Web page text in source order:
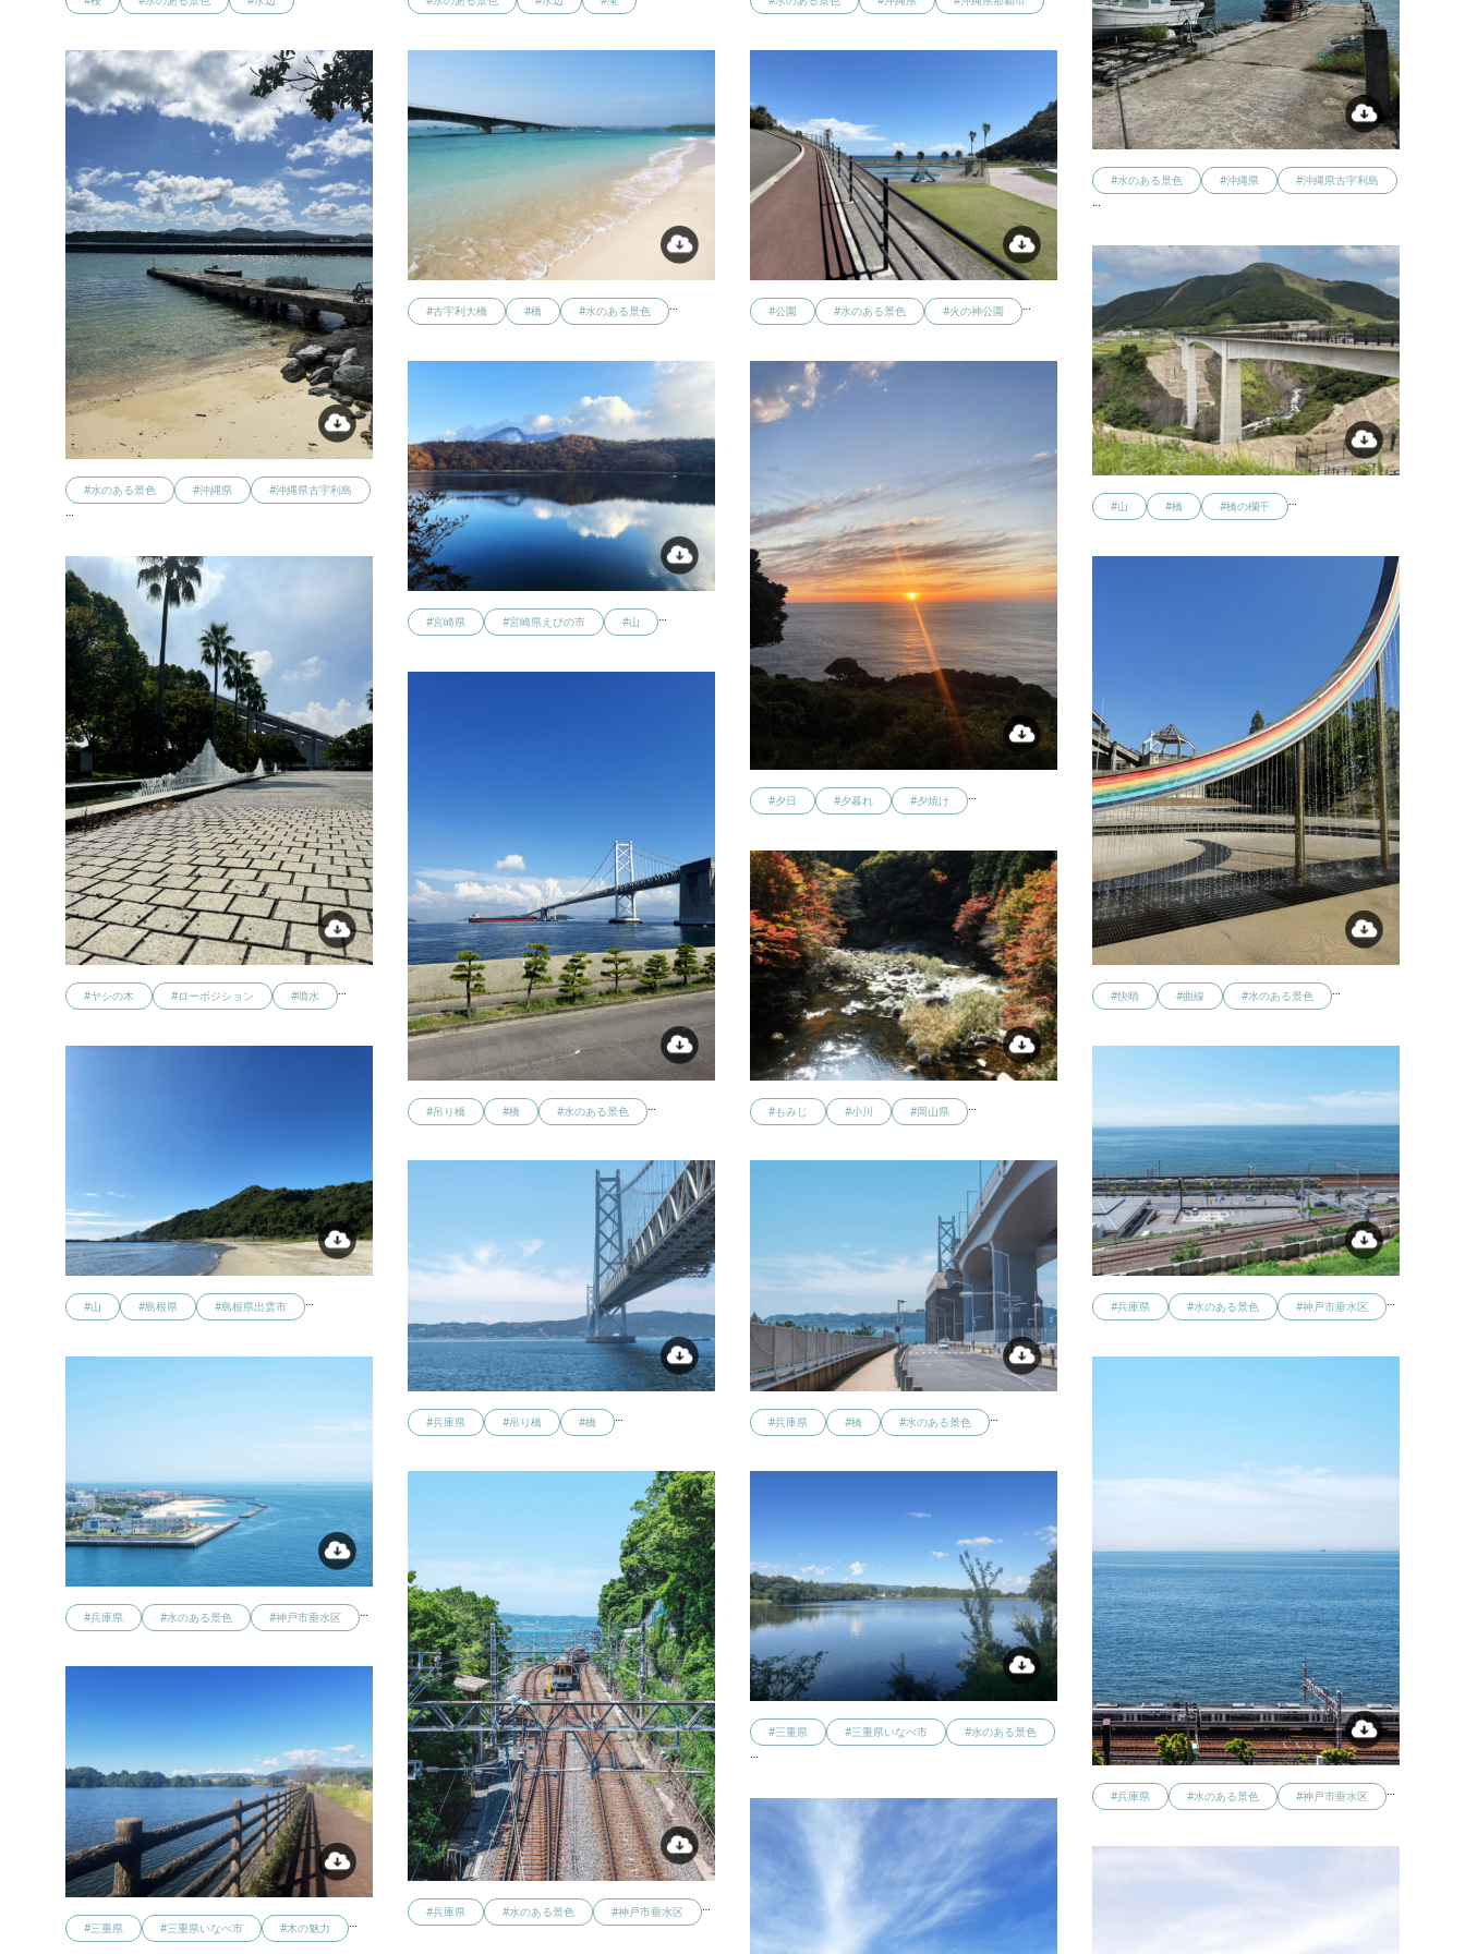
#水のある景色 #沖縄県
#沖縄県古宇利島
#水のある景色 #沖縄県
#沖縄県古宇利島
…
#古宇利大橋 #橋 #水のある景色 … #公園 #水のある景色 #火の神公園 …
#山 #橋 #橋の欄干 …
#宮崎県 #宮崎県えびの市 #山 …
#夕日 #夕暮れ #夕焼け …
#ヤシの木 #ローポジション #噴水 … #快晴 #曲線 #水のある景色 …
#吊り橋 #橋 #水のある景色 … #もみじ #小川 #岡山県 …
#山 #島根県 #島根県出雲市 … #兵庫県 #水のある景色 #神戸市垂水区 …
#兵庫県 #吊り橋 #橋 #兵庫県 #橋 #水のある景色
#兵庫県 #水のある景色 #神戸市垂水区 …
#兵庫県 #水のある景色 #神戸市垂水区 …
#兵庫県 #水のある景色 #神戸市垂水区
#三重県 #三重県いなべ市
#水のある景色
…
#三重県 #三重県いなべ市 #木の魅力